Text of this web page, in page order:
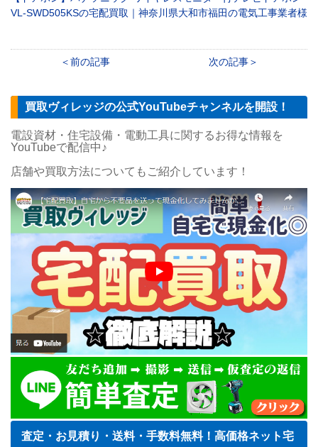
VL-SWD505KSの宅配買取｜神奈川県大和市福田の電気工事業者様
前の記事 次の記事
買取ヴィレッジの公式YouTubeチャンネルを開設！
電設資材・住宅設備・電動工具に関するお得な情報を
YouTubeで配信中♪
店舗や買取方法についてもご紹介しています！
査定・お見積り・送料・手数料無料！高価格ネット宅